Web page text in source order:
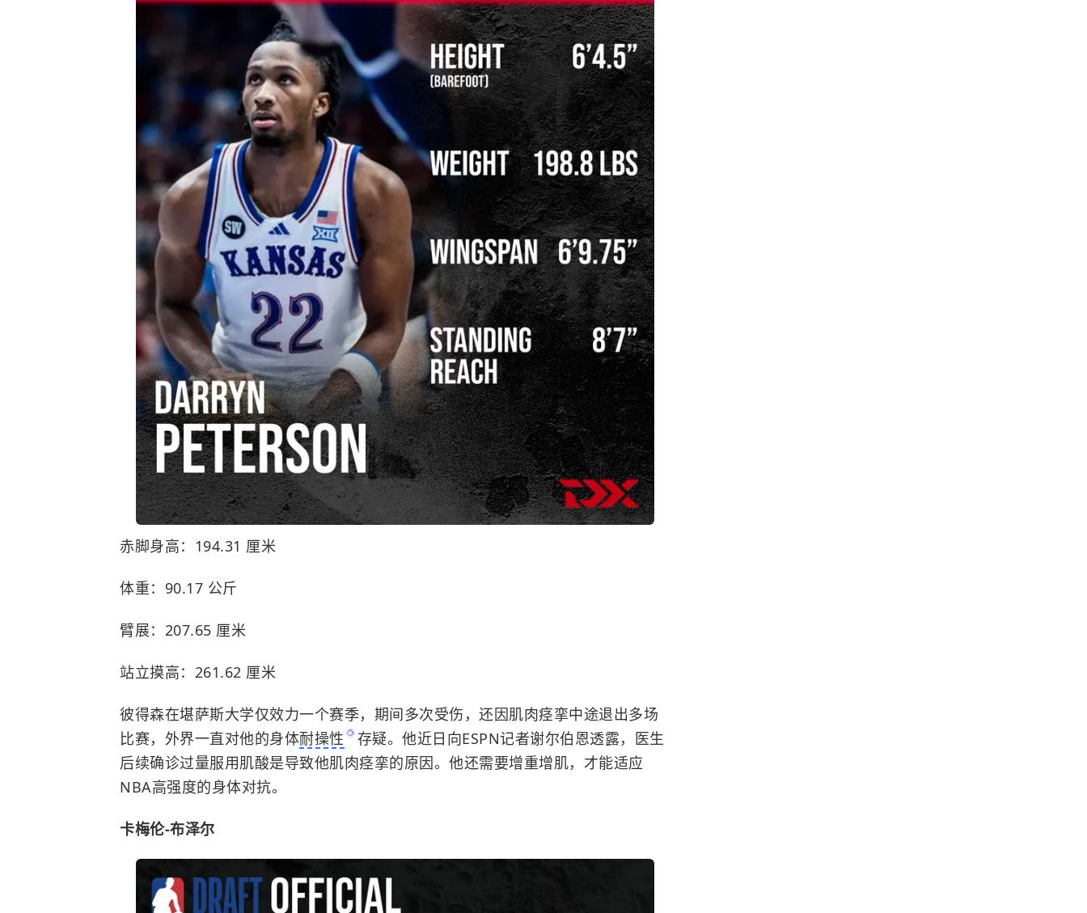
赤脚身高：194.31 厘米
体重：90.17 公斤
臂展：207.65 厘米
站立摸高：261.62 厘米
彼得森在堪萨斯大学仅效力一个赛季，期间多次受伤，还因肌肉痉挛中途退出多场
比赛，外界一直对他的身体耐操性
存疑。他近日向ESPN记者谢尔伯恩透露，医生
后续确诊过量服用肌酸是导致他肌肉痉挛的原因。他还需要增重增肌，才能适应
NBA高强度的身体对抗。
卡梅伦-布泽尔